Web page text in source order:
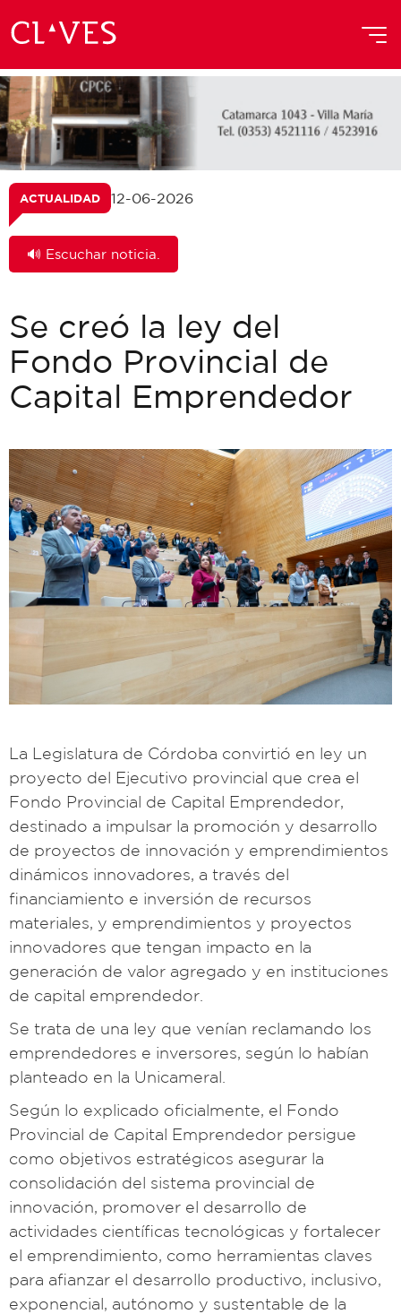
ACTUALIDAD 12-06-2026
🔊 Escuchar noticia.
Se creó la ley del
Fondo Provincial de
Capital Emprendedor
La Legislatura de Córdoba convirtió en ley un
proyecto del Ejecutivo provincial que crea el
Fondo Provincial de Capital Emprendedor,
destinado a impulsar la promoción y desarrollo
de proyectos de innovación y emprendimientos
dinámicos innovadores, a través del
financiamiento e inversión de recursos
materiales, y emprendimientos y proyectos
innovadores que tengan impacto en la
generación de valor agregado y en instituciones
de capital emprendedor.
Se trata de una ley que venían reclamando los
emprendedores e inversores, según lo habían
planteado en la Unicameral.
Según lo explicado oficialmente, el Fondo
Provincial de Capital Emprendedor persigue
como objetivos estratégicos asegurar la
consolidación del sistema provincial de
innovación, promover el desarrollo de
actividades científicas tecnológicas y fortalecer
el emprendimiento, como herramientas claves
para afianzar el desarrollo productivo, inclusivo,
exponencial, autónomo y sustentable de la